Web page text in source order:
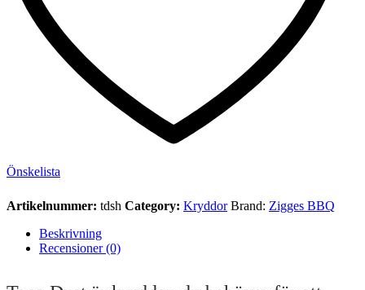
Önskelista
Artikelnummer: tdsh Category: Kryddor Brand: Zigges BBQ
Beskrivning
Recensioner (0)